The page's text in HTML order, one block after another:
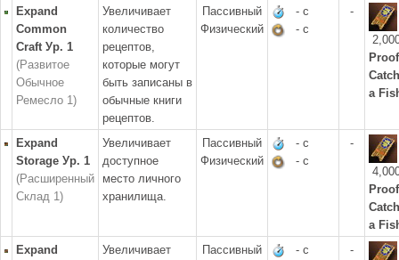
Expand
Common
Craft Ур. 1
(Развитое
Обычное
Ремесло 1)
Увеличивает
количество
рецептов,
которые могут
быть записаны в
обычные книги
рецептов.
Пассивный
Физический
- с
- с
-
a
Expand
Storage Ур. 1
(Расширенный
Склад 1)
Увеличивает
доступное
место личного
хранилища.
Пассивный
Физический
- с
- с
-
a
Expand
Увеличивает
Пассивный
- с
-